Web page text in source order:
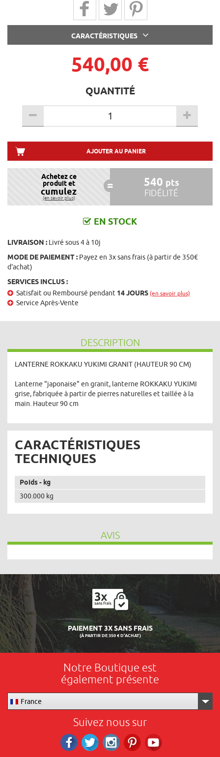
CARACTÉRISTIQUES
540,00 €
QUANTITÉ
AJOUTER AU PANIER
Achetez ce
produit et
cumulez
(en savoir plus)
540 pts
FIDÉLITÉ
EN STOCK
LIVRAISON : Livré sous 4 à 10j
MODE DE PAIEMENT : Payez en 3x sans frais (à partir de 350€
d'achat)
SERVICES INCLUS :
Satisfait ou Remboursé pendant 14 JOURS (en savoir plus)
Service Après-Vente
DESCRIPTION
LANTERNE ROKKAKU YUKIMI GRANIT (HAUTEUR 90 CM)
Lanterne "japonaise" en granit, lanterne ROKKAKU YUKIMI
grise, fabriquée à partir de pierres naturelles et taillée à la
main. Hauteur 90 cm
CARACTÉRISTIQUES
TECHNIQUES
Poids - kg
300.000 kg
AVIS
3X SANS FRAIS
DE 350 € D'ACHAT)
Notre Boutique est
également présente
France
Suivez nous sur